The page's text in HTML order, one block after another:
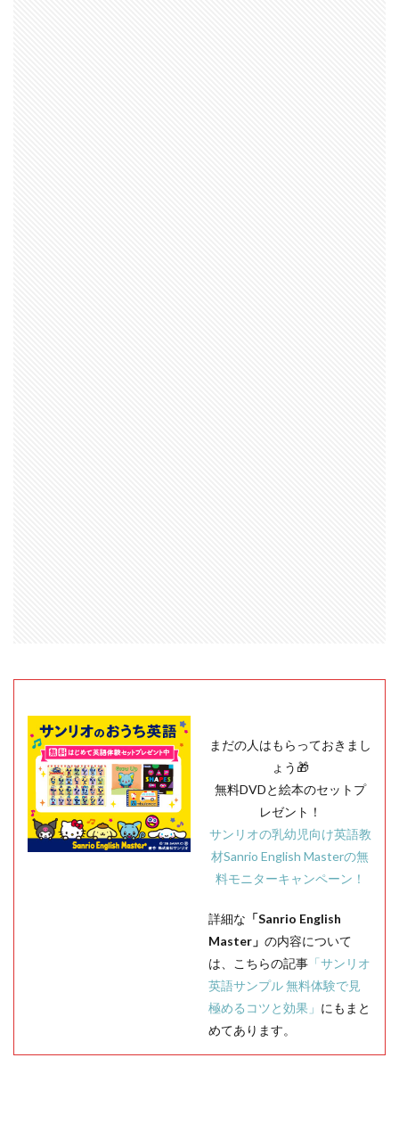
まだの人はもらっておきまし
ょう🎁
無料DVDと絵本のセットプ
レゼント！
サンリオの乳幼児向け英語教
材Sanrio English Masterの無
料モニターキャンペーン！
詳細な 「Sanrio English
Master」 の内容について
は、こちらの記事 「サンリオ
英語サンプル 無料体験で見
極めるコツと効果」 にもまと
めてあります。